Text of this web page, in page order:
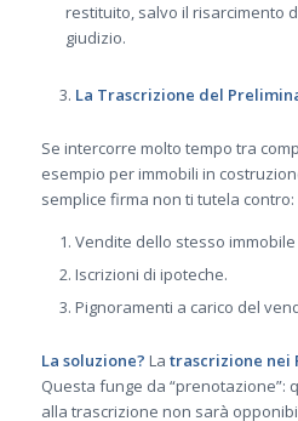
restituito, salvo il risarcimento
giudizio.
La Trascrizione del
Se intercorre molto tempo tra
esempio per immobili in
semplice firma non ti tutela contro:
Vendite dello stesso
Iscrizioni di ipoteche.
Pignoramenti a carico del
La soluzione? La trascrizione nei
Questa funge da “prenotazione”:
alla trascrizione non sarà